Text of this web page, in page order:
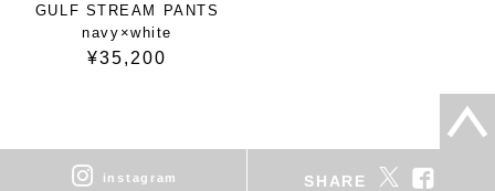
GULF STREAM PANTS
navy×white
¥35,200
instagram SHARE